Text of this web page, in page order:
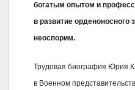
богатым опытом и
в развитие орденоносного
неоспорим.
Трудовая биография Юрия
в Военном